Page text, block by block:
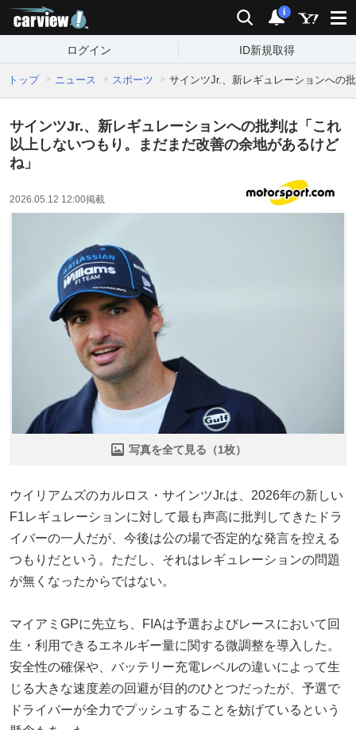
検索 通知
i
ログイン ID新規取得
トップ ニュース スポーツ サインツJr.、新レギュレーションへの
サインツJr.、新レギュレーションへの批判は「これ
以上しないつもり。まだまだ改善の余地があるけど
ね」
2026.05.12 12:00掲載
写真を全て見る（1枚）
ウイリアムズのカルロス・サインツJr.は、2026年の新しい
F1レギュレーションに対して最も声高に批判してきたドラ
イバーの一人だが、今後は公の場で否定的な発言を控える
つもりだという。ただし、それはレギュレーションの問題
が無くなったからではない。
マイアミGPに先立ち、FIAは予選およびレースにおいて回
生・利用できるエネルギー量に関する微調整を導入した。
安全性の確保や、バッテリー充電レベルの違いによって生
じる大きな速度差の回避が目的のひとつだったが、予選で
ドライバーが全力でプッシュすることを妨げているという